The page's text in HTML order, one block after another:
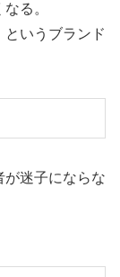
る。
いうブランド
が迷子にならな